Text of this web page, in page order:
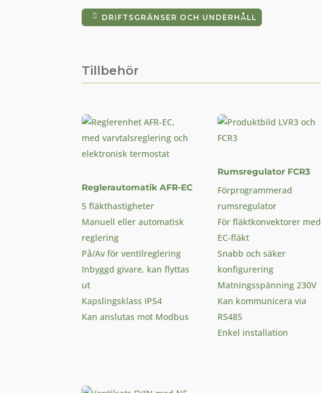
DRIFTSGRÄNSER OCH UNDERHÅLL
Tillbehör
Reglerautomatik AFR-EC
5 fläkthastigheter
Manuell eller automatisk
reglering
På/Av för ventilreglering
Inbyggd givare, kan flyttas
ut
Kapslingsklass IP54
Kan anslutas mot Modbus
Rumsregulator FCR3
Förprogrammerad
rumsregulator
För fläktkonvektorer med
EC-fläkt
Snabb och säker
konfigurering
Matningsspänning 230V
Kan kommunicera via
RS485
Enkel installation